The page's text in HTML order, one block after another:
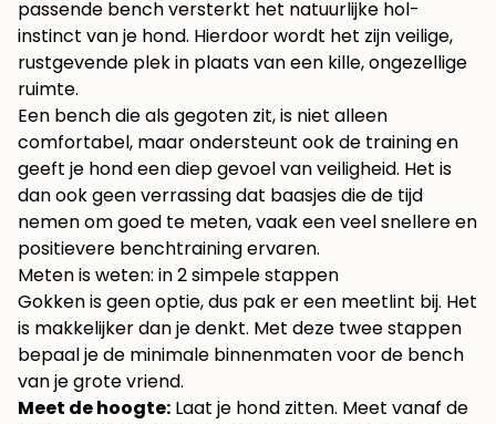
passende bench versterkt het natuurlijke hol-
instinct van je hond. Hierdoor wordt het zijn veilige,
rustgevende plek in plaats van een kille, ongezellige
ruimte.
Een bench die als gegoten zit, is niet alleen
comfortabel, maar ondersteunt ook de training en
geeft je hond een diep gevoel van veiligheid. Het is
dan ook geen verrassing dat baasjes die de tijd
nemen om goed te meten, vaak een veel snellere en
positievere benchtraining ervaren.
Meten is weten: in 2 simpele stappen
Gokken is geen optie, dus pak er een meetlint bij. Het
is makkelijker dan je denkt. Met deze twee stappen
bepaal je de minimale binnenmaten voor de bench
van je grote vriend.
Meet de hoogte: Laat je hond zitten. Meet vanaf de